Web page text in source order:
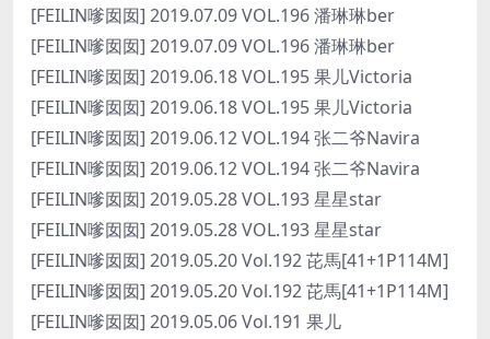
[FEILIN嗲囡囡] 2019.07.09 VOL.196 潘琳琳ber
[FEILIN嗲囡囡] 2019.07.09 VOL.196 潘琳琳ber
[FEILIN嗲囡囡] 2019.06.18 VOL.195 果儿Victoria
[FEILIN嗲囡囡] 2019.06.18 VOL.195 果儿Victoria
[FEILIN嗲囡囡] 2019.06.12 VOL.194 张二爷Navira
[FEILIN嗲囡囡] 2019.06.12 VOL.194 张二爷Navira
[FEILIN嗲囡囡] 2019.05.28 VOL.193 星星star
[FEILIN嗲囡囡] 2019.05.28 VOL.193 星星star
[FEILIN嗲囡囡] 2019.05.20 Vol.192 芘馬[41+1P114M]
[FEILIN嗲囡囡] 2019.05.20 Vol.192 芘馬[41+1P114M]
[FEILIN嗲囡囡] 2019.05.06 Vol.191 果儿